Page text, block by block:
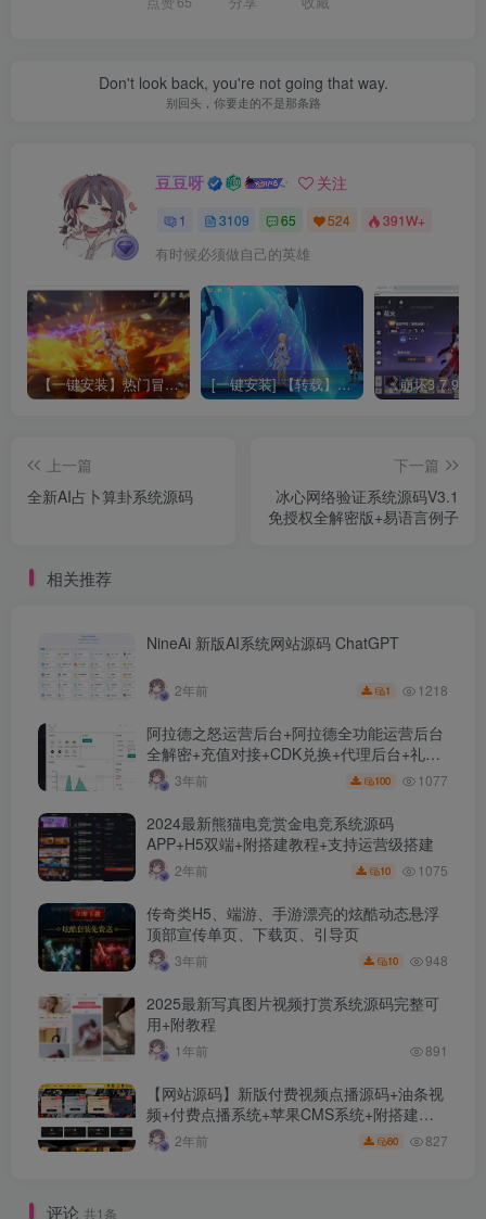
Don't look back, you're not going that way.
别回头，你要走的不是那条路
豆豆呀 关注
1 3109 65 524 391W+
有时候必须做自己的英雄
【一键安装】热门冒险策略类游戏崩坏：星穹铁道全新2.3版本一键端+一键代理+一键启动+免虚拟机 [一键安装] 【转载】原神3.4真端服务端+源码+配套客户端+详尽说明+GM工具+源码说明文件
上一篇
全新AI占卜算卦系统源码
下一篇
冰心网络验证系统源码V3.1
免授权全解密版+易语言例子
相关推荐
NineAi 新版AI系统网站源码 ChatGPT
2年前 1 1218
阿拉德之怒运营后台+阿拉德全功能运营后台
全解密+充值对接+CDK兑换+代理后台+礼包
管理+商城管理
3年前 100 1077
2024最新熊猫电竞赏金电竞系统源码
APP+H5双端+附搭建教程+支持运营级搭建
2年前 10 1075
传奇类H5、端游、手游漂亮的炫酷动态悬浮
顶部宣传单页、下载页、引导页
3年前 10 948
2025最新写真图片视频打赏系统源码完整可
用+附教程
1年前 891
【网站源码】新版付费视频点播源码+油条视
频+付费点播系统+苹果CMS系统+附搭建教
程+采集接口及规则介绍
2年前 60 827
评论 共1条